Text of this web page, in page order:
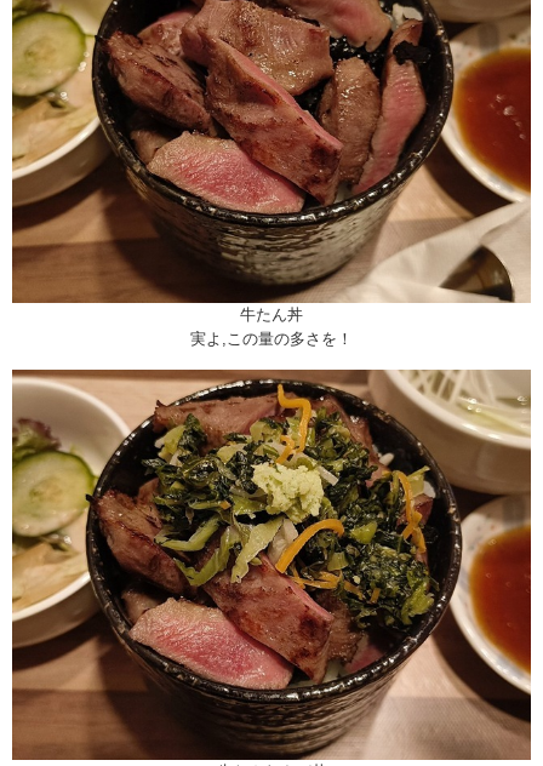
牛たん丼
実よ,この量の多さを！